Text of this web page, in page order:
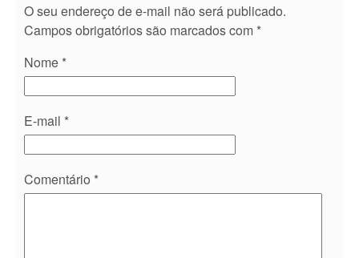
O seu endereço de e-mail não será publicado.
Campos obrigatórios são marcados com *
Nome *
E-mail *
Comentário *